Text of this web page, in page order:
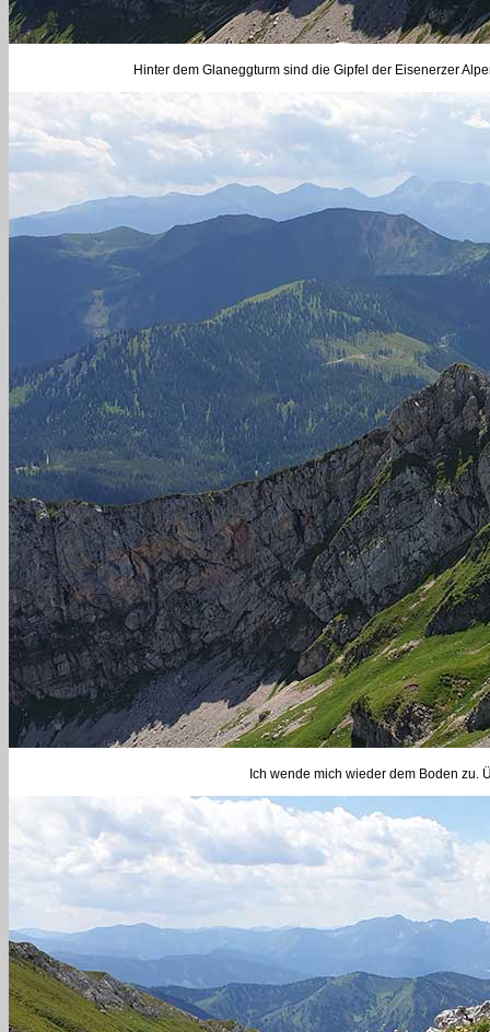
Hinter dem Glaneggturm sind die Gipfel der Eisenerzer
Ich wende mich wieder dem Boden zu.